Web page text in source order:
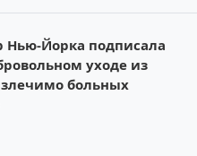
Нью-Йорка подписала
уходе из
больных